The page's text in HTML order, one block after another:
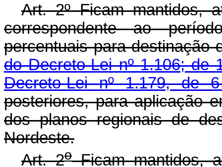
Art. 2º Ficam mantidos,
correspondente ao
percentuais para
do Decreto-Lei nº 1.106; de
Decreto-Lei nº 1.179, de
posteriores, para aplicação
dos planos regionais de
Nordeste.
Art. 2oFicam mantidos,